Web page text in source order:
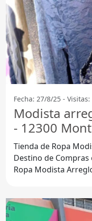
Fecha: 27/8/25 - Visitas:
Modista
- 12300
Tienda de Ropa
Destino de Compras en
Ropa Modista